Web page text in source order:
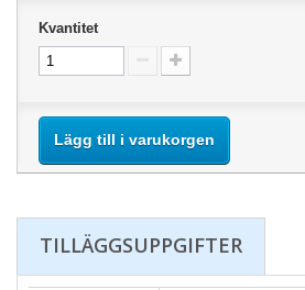
Kvantitet
Lägg till i varukorgen
TILLÄGGSUPPGIFTER